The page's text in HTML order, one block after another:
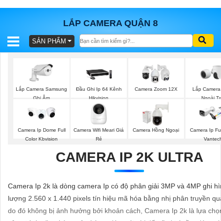
LẮP CAMERA QUẬN 8
BÁO
SẢN
PHẨM
TƯ
VẤN
LẮP
SẢN PHẨM
Lắp Camera Samsung
Ghi Âm
Đầu Ghi Ip 64 Kênh
Hikvision
Camera Zoom 12X
Lắp
Ngoài
Camera Ip Dome Full
Color Kbvision
Camera Wifi Meari Giá
Rẻ
Camera Hồng Ngoại
Camera Ip
CAMERA IP 2K ULTRA
Camera Ip 2k là dòng camera Ip có độ phân giải 3MP và 4MP ghi
lượng 2.560 x 1.440 pixels tín hiệu mã hóa bằng nhị phân truyền
do đó không bị ảnh hưởng bởi khoản cách, Camera Ip 2k là lựa